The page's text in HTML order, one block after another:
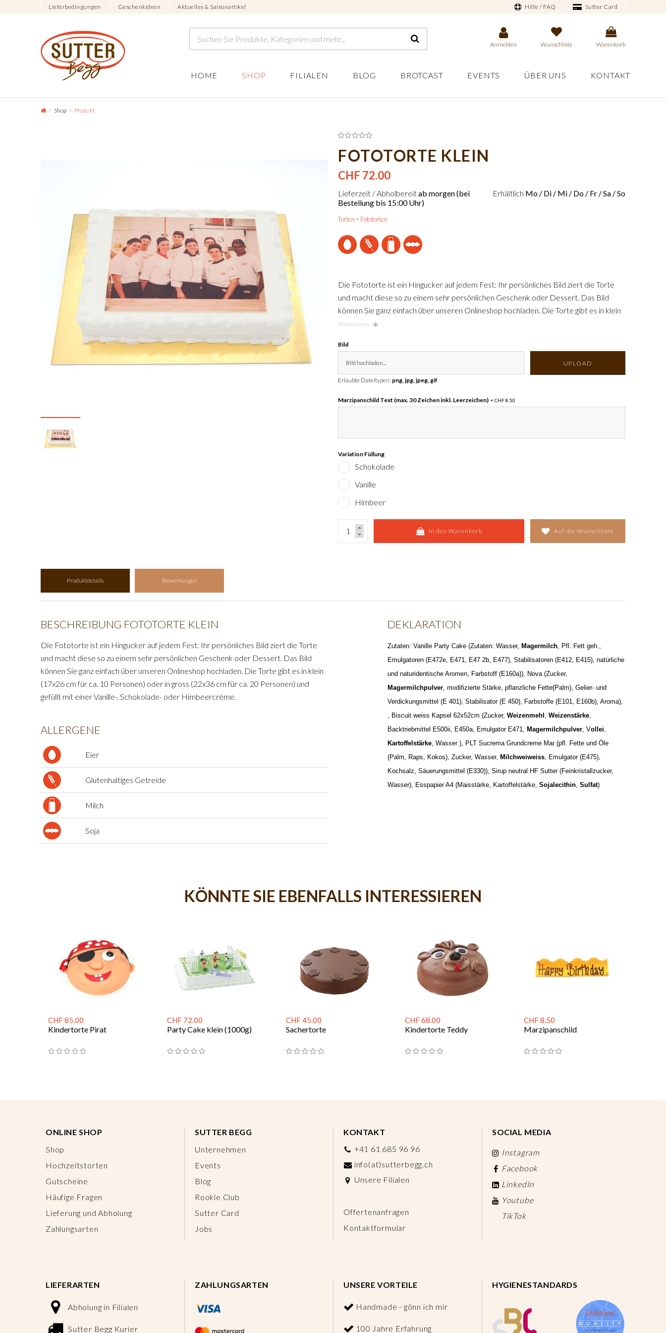
Lieferbedingungen Geschenkideen Aktuelles & Saisonartikel Hilfe / FAQ Sutter Card
Anmelden Wunschliste Warenkorb
HOME SHOP FILIALEN BLOG BROTCAST EVENTS ÜBER UNS KONTAKT
Shop Produkt
FOTOTORTE KLEIN
CHF 72.00
Lieferzeit / Abholbereitab morgen (bei
Bestellung bis 15:00 Uhr)
Erhältlich Mo / Di / Mi / Do / Fr / Sa / So
Torten Fototorten
Die Fototorte ist ein Hingucker auf jedem Fest: Ihr persönliches Bild ziert die Torte
und macht diese so zu einem sehr persönlichen Geschenk oder Dessert. Das Bild
können Sie ganz einfach über unseren Onlineshop hochladen. Die Torte gibt es in klein
(17x26 cm für ca. 10 Personen) oder in gross (22x36 cm für ca. 20 Personen) und
Weiterlesen
Bild
Bild hochladen... UPLOAD
Erlaubte Dateitypen: png, jpg, jpeg, gif
Marzipanschild Text (max. 30 Zeichen inkl. Leerzeichen) + CHF 8.50
Variation Füllung
Schokolade
Vanille
Himbeer
In den Warenkorb Auf die Wunschliste
Produktdetails Bewertungen
BESCHREIBUNG FOTOTORTE KLEIN
Die Fototorte ist ein Hingucker auf jedem Fest: Ihr persönliches Bild ziert die Torte
und macht diese so zu einem sehr persönlichen Geschenk oder Dessert. Das Bild
können Sie ganz einfach über unseren Onlineshop hochladen. Die Torte gibt es in klein
(17x26 cm für ca. 10 Personen) oder in gross (22x36 cm für ca. 20 Personen) und
gefüllt mit einer Vanille-, Schokolade- oder Himbeercrème.
ALLERGENE
Eier
Glutenhaltiges Getreide
Milch
Soja
DEKLARATION
Zutaten: Vanille Party Cake (Zutaten: Wasser, Magermilch, Pfl. Fett geh.,
Emulgatoren (E472e, E471, E47 2b, E477), Stabilisatoren (E412, E415), natürliche
und naturidentische Aromen, Farbstoff (E160a)), Nova (Zucker,
Magermilchpulver, modifizierte Stärke, pflanzliche Fette(Palm), Gelier- und
Verdickungsmittel (E 401), Stabilisator (E 450), Farbstoffe (E101, E160b), Aroma),
, Biscuit weiss Kapsel 62x52cm (Zucker, Weizenmehl , Weizenstärke,
Backtriebmittel E500ii, E450a, Emulgator E471, Magermilchpulver, Vollei,
Kartoffelstärke, Wasser ), PLT Sucrema Grundcreme Mar (pfl. Fette und Öle
(Palm, Raps, Kokos), Zucker, Wasser, Milchweiweiss, Emulgator (E475),
Kochsalz, Säuerungsmittel (E330)), Sirup neutral HF Sutter (Feinkristallzucker,
Wasser), Esspapier A4 (Maisstärke, Kartoffelstärke, Sojalecithin, Sulfat)
KÖNNTE SIE EBENFALLS INTERESSIEREN
CHF 85.00
Kindertorte Pirat
CHF 72.00
Party Cake klein (1000g)
CHF 45.00
Sachertorte
CHF 68.00
Kindertorte Teddy
CHF 8.50
Marzipanschild
ONLINE SHOP
Shop
Hochzeitstorten
Gutscheine
Häufige Fragen
Lieferung und Abholung
Zahlungsarten
SUTTER BEGG
Unternehmen
Events
Blog
Rookie Club
Sutter Card
Jobs
KONTAKT
+41 61 685 96 96
info(at)sutterbegg.ch
Unsere Filialen
Offertenanfragen
Kontaktformular
SOCIAL MEDIA
Instagram
Facebook
LinkedIn
Youtube
TikTok
LIEFERARTEN
Abholung in Filialen
Sutter Begg Kurier
ZAHLUNGSARTEN UNSERE VORTEILE
Handmade - gönn ich mir
100 Jahre Erfahrung
HYGIENESTANDARDS